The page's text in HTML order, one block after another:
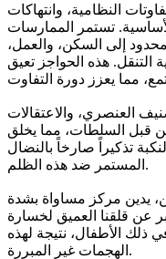
النظامية، وانتهاكات
تستمر الممارسات
إلى السكن، والعمل،
التنقل. هذه الحواجز تعيق
العنصري، والاعتقالات
قبل السلطات، مما يخلق
تذكيراً صارخاً بالنضال
المستمر ضد هذه الظلم.
يدين مركز مساواة بشدة
عن قلقنا العميق لخسارة
بما في ذلك الأطفال، نتيجة لهذه
الهجمات غير المبررة.